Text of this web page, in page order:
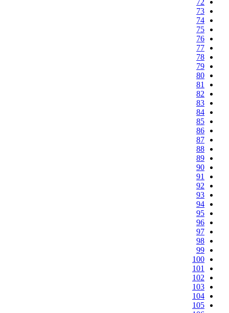
72
73
74
75
76
77
78
79
80
81
82
83
84
85
86
87
88
89
90
91
92
93
94
95
96
97
98
99
100
101
102
103
104
105